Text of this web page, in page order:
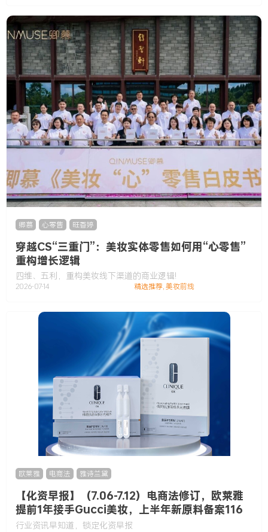
卿慕 心零售 旺香婷
穿越CS“三重门”：美妆实体零售如何用“心零售”
重构增长逻辑
四维、五利，重构美妆线下渠道的商业逻辑!
2026-07-14 精选推荐,美妆前线
欧莱雅 电商法 雅诗兰黛
【化资早报】（7.06-7.12）电商法修订，欧莱雅
提前1年接手Gucci美妆，上半年新原料备案116
款……
行业资讯早知道，锁定化资早报